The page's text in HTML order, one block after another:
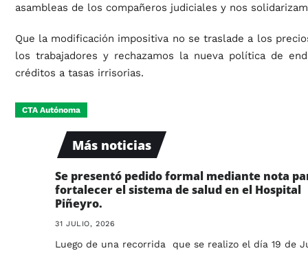
asambleas de los compañeros judiciales y nos
Que la modificación impositiva no se traslade a los
los trabajadores y rechazamos la nueva política de
créditos a tasas irrisorias.
CTA Autónoma
Más noticias
Se presentó pedido formal mediante nota
fortalecer el sistema de salud en el Hospital
Piñeyro.
31 JULIO, 2026
Luego de una recorrida que se realizo el día 19 de